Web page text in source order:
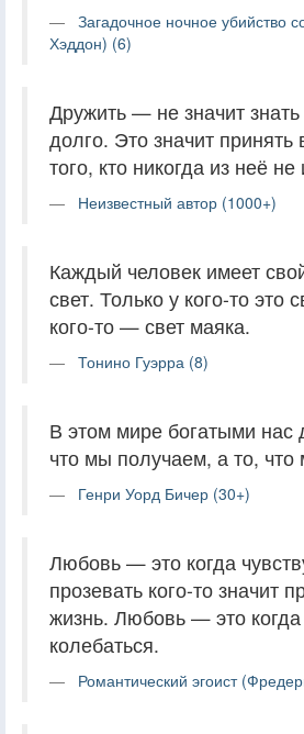
Загадочное ночное убийство
Хэддон) (6)
Дружить — не значит знать
долго. Это значит
того, кто никогда из неё не
Неизвестный автор (1000+)
Каждый человек имеет
свет. Только у кого-то это
кого-то — свет маяка.
Тонино Гуэрра (8)
В этом мире богатыми нас
что мы получаем, а то,
Генри Уорд Бичер (30+)
Любовь — это когда
прозевать кого-то значит
жизнь. Любовь — это
колебаться.
Романтический эгоист